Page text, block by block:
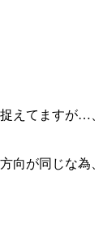
えてますが…
が同じな為